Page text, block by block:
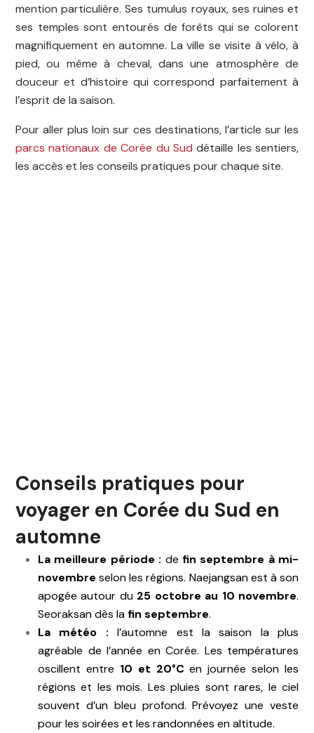
mention particulière. Ses tumulus royaux, ses ruines et
ses temples sont entourés de forêts qui se colorent
magnifiquement en automne. La ville se visite à vélo, à
pied, ou même à cheval, dans une atmosphère de
douceur et d’histoire qui correspond parfaitement à
l’esprit de la saison.
Pour aller plus loin sur ces destinations, l’article sur les
parcs nationaux de Corée du Sud détaille les sentiers,
les accès et les conseils pratiques pour chaque site.
Conseils pratiques pour
voyager en Corée du Sud en
automne
La meilleure période : de fin septembre à mi-
novembre selon les régions. Naejangsan est à son
apogée autour du 25 octobre au 10 novembre.
Seoraksan dès la fin septembre.
La météo : l’automne est la saison la plus
agréable de l’année en Corée. Les températures
oscillent entre 10 et 20°Cen journée selon les
régions et les mois. Les pluies sont rares, le ciel
souvent d’un bleu profond. Prévoyez une veste
pour les soirées et les randonnées en altitude.